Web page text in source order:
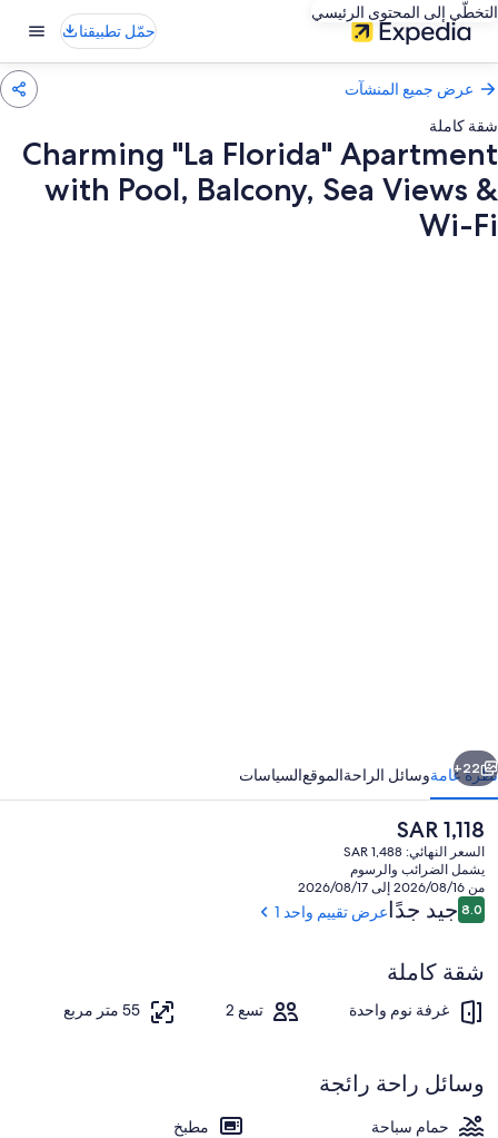
التخطّي إلى المحتوى الرئيسي
حمّل تطبيقنا
عرض جميع المنشآت
شقة كاملة
Charming "La Florida" Apartment
with Pool, Balcony, Sea Views &
Wi-Fi
Balcony,
Sea
Views
&
Wi-
تلفزيون
التالي
22+
نظرة عامةوسائل الراحةالموقعالسياسات
السعر
الحالي
هو
SAR
1,118
SAR 1,118
السعر النهائي: SAR 1,488
يشمل الضرائب والرسوم
من 2026/08/16 إلى 2026/08/17
التقييمات
8.08.0 من 10جيد جدًاعرض تقييم واحد 1
شقة كاملة
غرفة نوم واحدة تسع 2 55 متر مربع
وسائل راحة رائجة
حمام سباحة
مطبخ